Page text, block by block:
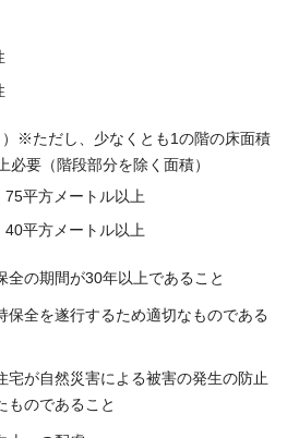
※ただし、少なくとも1の階の床面積
必要（階段部分を除く面積）
平方メートル以上
平方メートル以上
全の期間が30年以上であること
保全を遂行するため適切なものである
宅が自然災害による被害の発生の防止
ものであること